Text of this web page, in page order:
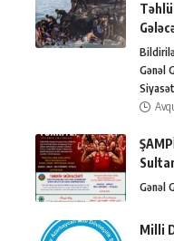
Gənəl
Siyasət
Gənəl
Milli